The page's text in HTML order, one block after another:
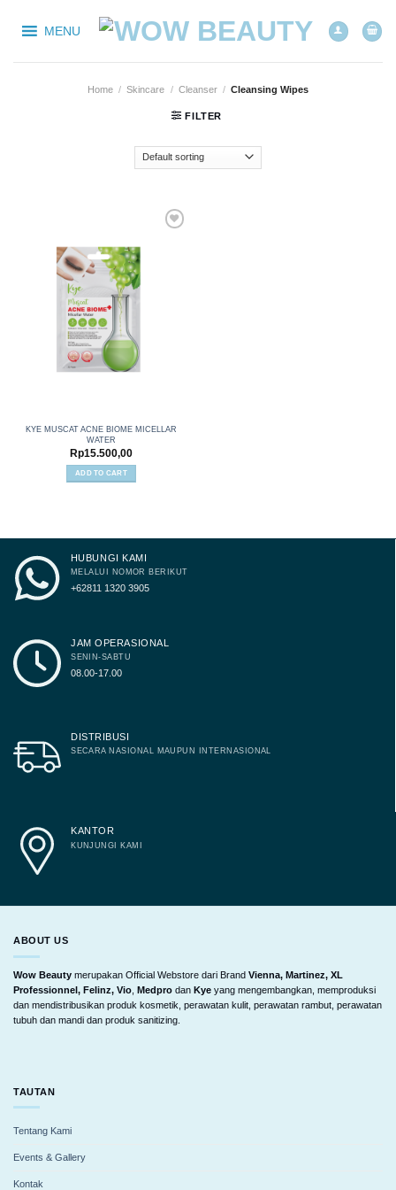
content
MENU
Home / Skincare / Cleanser / Cleansing Wipes
FILTER
KYE MUSCAT ACNE BIOME MICELLAR
WATER
Rp15.500,00
ADD TO CART
HUBUNGI KAMI
MELALUI NOMOR BERIKUT
+62811 1320 3905
JAM OPERASIONAL
SENIN-SABTU
08.00-17.00
DISTRIBUSI
SECARA NASIONAL MAUPUN INTERNASIONAL
KANTOR
KUNJUNGI KAMI
ABOUT US
Wow Beauty merupakan Official Webstore dari Brand Vienna, Martinez, XL
Professionnel, Felinz, Vio Medpro dan Kye yang mengembangkan, memproduksi
dan mendistribusikan produk kosmetik, perawatan kulit, perawatan rambut, perawatan
tubuh dan mandi dan produk sanitizing.
TAUTAN
Tentang Kami
Events & Gallery
Kontak